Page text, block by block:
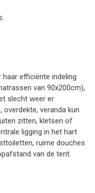
efficiënte indeling
van 90x200cm),
slecht weer er
veranda kun
zitten, kletsen of
ligging in het hart
ruime douches
van de tent.